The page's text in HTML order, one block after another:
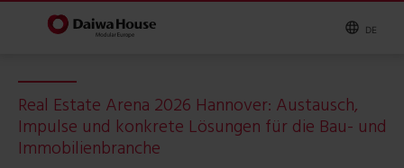
DE
Real Estate Arena 2026 Hannover: Austausch,
Impulse und konkrete Lösungen für die Bau- und
Immobilienbranche